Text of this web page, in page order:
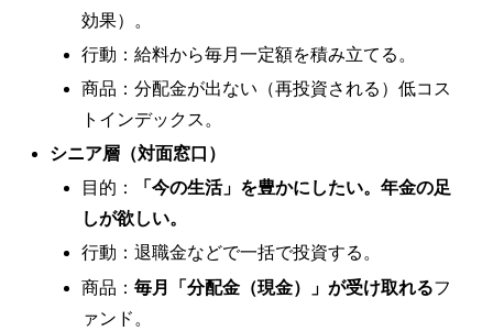
効果）。
行動：給料から毎月一定額を積み立てる。
商品：分配金が出ない（再投資される）低コス
トインデックス。
シニア層（対面窓口）
目的：
「今の生活」を豊かにしたい。年金の足
しが欲しい。
行動：退職金などで一括で投資する。
商品：毎月「分配金（現金）」が受け取れるフ
ァンド。